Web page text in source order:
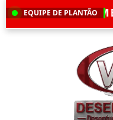
EQUIPE DE PLANTÃO
—